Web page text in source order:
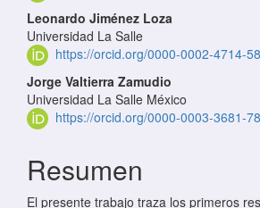
Leonardo Jiménez Loza
Universidad La Salle
https://orcid.org/0000-0002-4714-
Jorge Valtierra Zamudio
Universidad La Salle México
https://orcid.org/0000-0003-3681-
Resumen
El presente trabajo traza los primeros